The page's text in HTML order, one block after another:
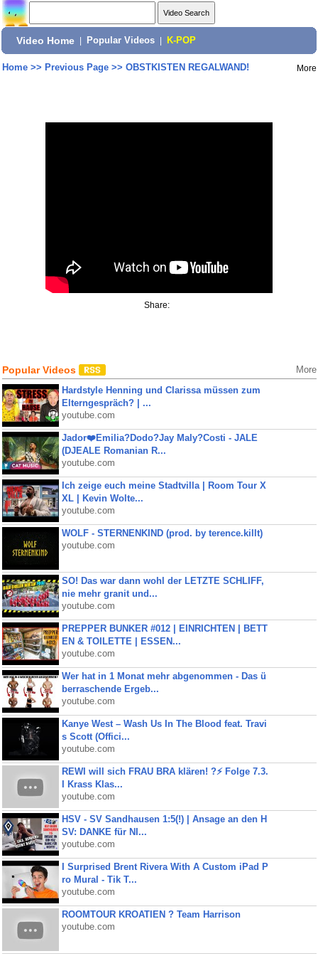
Video Home Popular Videos K-POP
Home>> Previous Page>> OBSTKISTEN REGALWAND! More
Share:
Popular Videos More
Hardstyle Henning und Clarissa müssen zum
Elterngespräch? | ...
youtube.com
Jador❤️Emilia?Dodo?Jay Maly?Costi - JALE
(DJEALE Romanian R...
youtube.com
Ich zeige euch meine Stadtvilla | Room Tour X
XL | Kevin Wolte...
youtube.com
WOLF - STERNENKIND (prod. by terence.killt)
youtube.com
SO! Das war dann wohl der LETZTE SCHLIFF,
nie mehr granit und...
youtube.com
PREPPER BUNKER #012 | EINRICHTEN | BETT
EN & TOILETTE | ESSEN...
youtube.com
Wer hat in 1 Monat mehr abgenommen - Das ü
berraschende Ergeb...
youtube.com
Kanye West – Wash Us In The Blood feat. Travi
s Scott (Offici...
youtube.com
REWI will sich FRAU BRA klären! ?⚡️ Folge 7.3.
I Krass Klas...
youtube.com
HSV - SV Sandhausen 1:5(!) | Ansage an den H
SV: DANKE für NI...
youtube.com
I Surprised Brent Rivera With A Custom iPad P
ro Mural - Tik T...
youtube.com
ROOMTOUR KROATIEN ? Team Harrison
youtube.com